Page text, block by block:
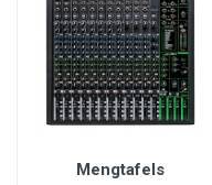
Mengtafels